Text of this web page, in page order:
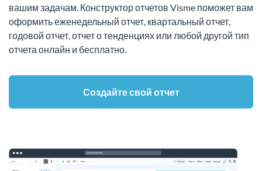
вашим задачам. Конструктор отчетов Visme поможет вам
оформить еженедельный отчет, квартальный отчет,
годовой отчет, отчет о тенденциях или любой другой тип
отчета онлайн и бесплатно.
Создайте свой отчет